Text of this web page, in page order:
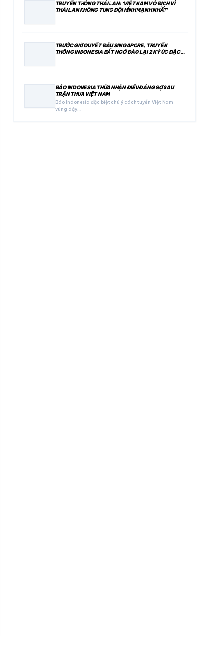
TRUYỀN THÔNG THÁI LAN: ‘VIỆT NAM VÔ ĐỊCH VÌ
THÁI LAN KHÔNG TUNG ĐỘI HÌNH MẠNH NHẤT’
TRƯỚC GIỜ QUYẾT ĐẤU SINGAPORE, TRUYỀN
THÔNG INDONESIA BẤT NGỜ ĐÀO LẠI 2 KÝ ỨC ĐẶC
BÁO INDONESIA THỪA NHẬN ĐIỀU ĐÁNG SỢ SAU
TRẬN THUA VIỆT NAM
Báo Indonesia đặc biệt chú ý cách tuyển Việt Nam
vùng dậy…